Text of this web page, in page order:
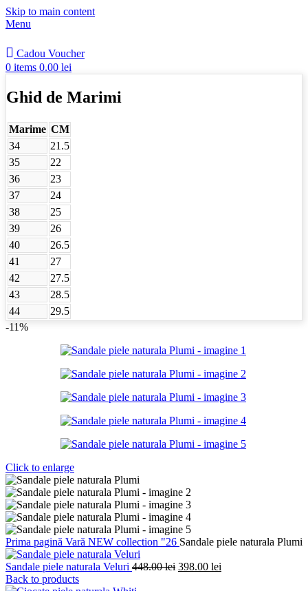
Skip to main content
Menu
Cadou Voucher
0 items 0.00 lei
Ghid de Marimi
Marime CM
34
21.5
35
22
36
23
37
24
38
25
39
26
40
26.5
41
27
42
27.5
43
28.5
44
29.5
-11%
Click to enlarge
Prima pagină Vară NEW collection "26 Sandale piele naturala Plumi
Sandale piele naturala Veluri 448.00lei Prețul
398.00 lei
Back to products